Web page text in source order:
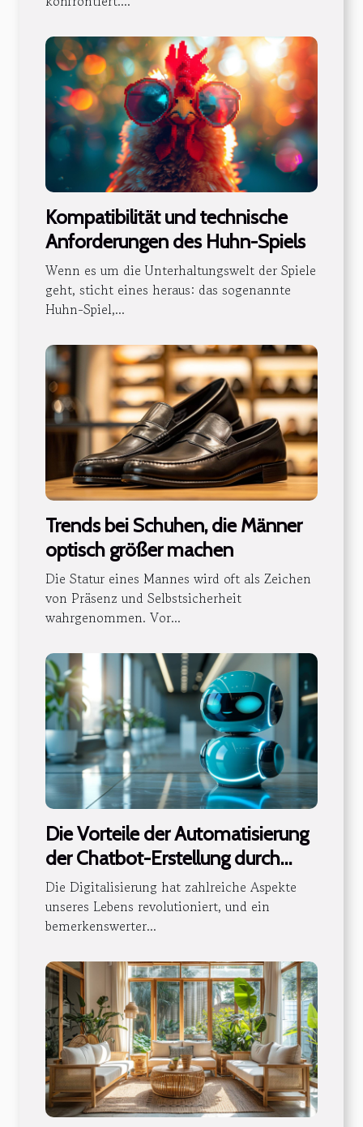
Kompatibilität und technische
Anforderungen des Huhn-Spiels
Wenn es um die Unterhaltungswelt der Spiele
geht, sticht eines heraus: das sogenannte
Huhn-Spiel,...
Trends bei Schuhen, die Männer
optisch größer machen
Die Statur eines Mannes wird oft als Zeichen
von Präsenz und Selbstsicherheit
wahrgenommen. Vor...
Die Vorteile der Automatisierung
der Chatbot-Erstellung durch
künstliche Intelligenz
Die Digitalisierung hat zahlreiche Aspekte
unseres Lebens revolutioniert, und ein
bemerkenswerter...